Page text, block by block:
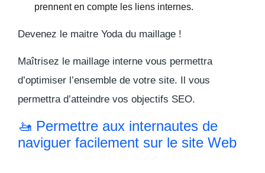
prennent en compte les liens internes.
Devenez le maitre Yoda du maillage !
Maîtrisez le maillage interne vous permettra
d’optimiser l’ensemble de votre site. Il vous
permettra d’atteindre vos objectifs SEO.
🚤 Permettre aux internautes de
naviguer facilement sur le site Web